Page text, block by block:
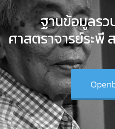
ฐานข้อมูลร
ศาสตราจารย์ระพี